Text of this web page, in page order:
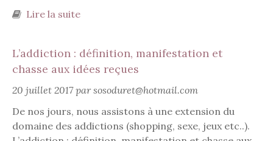
Lire la suite
L’addiction : définition, manifestation et
chasse aux idées reçues
20 juillet 2017 par sosoduret@hotmail.com
De nos jours, nous assistons à une extension du
domaine des addictions (shopping, sexe, jeux etc..).